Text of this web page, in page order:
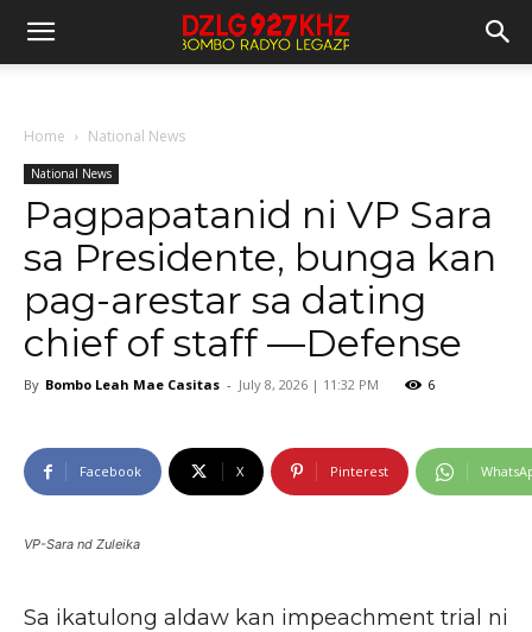
Home National News
National News
Pagpapatanid ni VP Sara
sa Presidente, bunga kan
pag-arestar sa dating
chief of staff —Defense
By Bombo Leah Mae Casitas - July 8, 2026 | 11:32 PM 6
Facebook X Pinterest
VP-Sara nd Zuleika
Sa ikatulong aldaw kan impeachment trial ni